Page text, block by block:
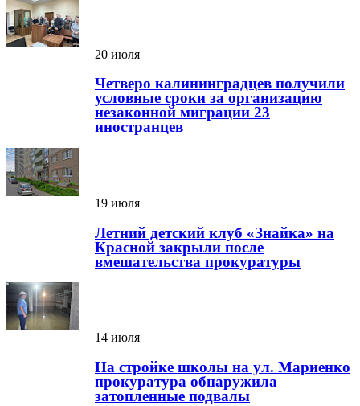
20 июля
Четверо калининградцев получили
условные сроки за организацию
незаконной миграции 23
иностранцев
19 июля
Летний детский клуб «Знайка» на
Красной закрыли после
вмешательства прокуратуры
14 июля
На стройке школы на ул. Мариенко
прокуратура обнаружила
затопленные подвалы